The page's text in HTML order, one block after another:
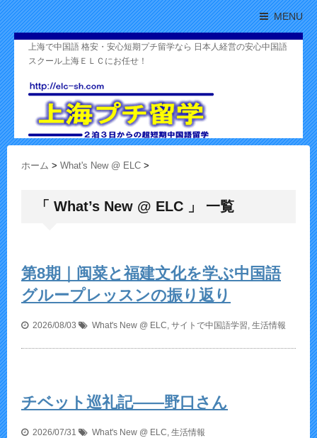
MENU
上海で中国語 格安・安心短期プチ留学なら 日本人経営の安心中国語
スクール上海ＥＬＣにお任せ！
ホーム > What's New @ ELC >
「 What’s New @ ELC 」 一覧
第8期｜闽菜と福建文化を学ぶ中国語
グループレッスンの振り返り
2026/08/03 What's New @ ELC, サイトで中国語学習, 生活情報
チベット巡礼記——野口さん
2026/07/31 What's New @ ELC, 生活情報